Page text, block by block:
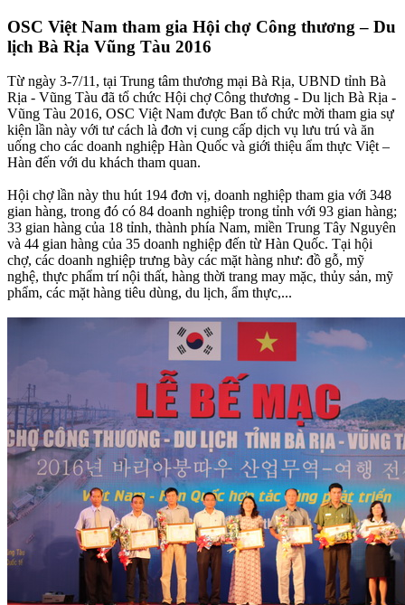
OSC Việt Nam tham gia Hội chợ Công thương – Du
lịch Bà Rịa Vũng Tàu 2016
Từ ngày 3-7/11, tại Trung tâm thương mại Bà Rịa, UBND tỉnh Bà
Rịa - Vũng Tàu đã tổ chức Hội chợ Công thương - Du lịch Bà Rịa -
Vũng Tàu 2016, OSC Việt Nam được Ban tổ chức mời tham gia sự
kiện lần này với tư cách là đơn vị cung cấp dịch vụ lưu trú và ăn
uống cho các doanh nghiệp Hàn Quốc và giới thiệu ẩm thực Việt –
Hàn đến với du khách tham quan.
Hội chợ lần này thu hút 194 đơn vị, doanh nghiệp tham gia với 348
gian hàng, trong đó có 84 doanh nghiệp trong tỉnh với 93 gian hàng;
33 gian hàng của 18 tỉnh, thành phía Nam, miền Trung Tây Nguyên
và 44 gian hàng của 35 doanh nghiệp đến từ Hàn Quốc. Tại hội
chợ, các doanh nghiệp trưng bày các mặt hàng như: đồ gỗ, mỹ
nghệ, thực phẩm trí nội thất, hàng thời trang may mặc, thủy sản, mỹ
phẩm, các mặt hàng tiêu dùng, du lịch, ẩm thực,...